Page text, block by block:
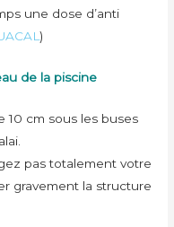
une dose d’anti
)
de la piscine
10 cm sous les buses
pas totalement votre
gravement la structure